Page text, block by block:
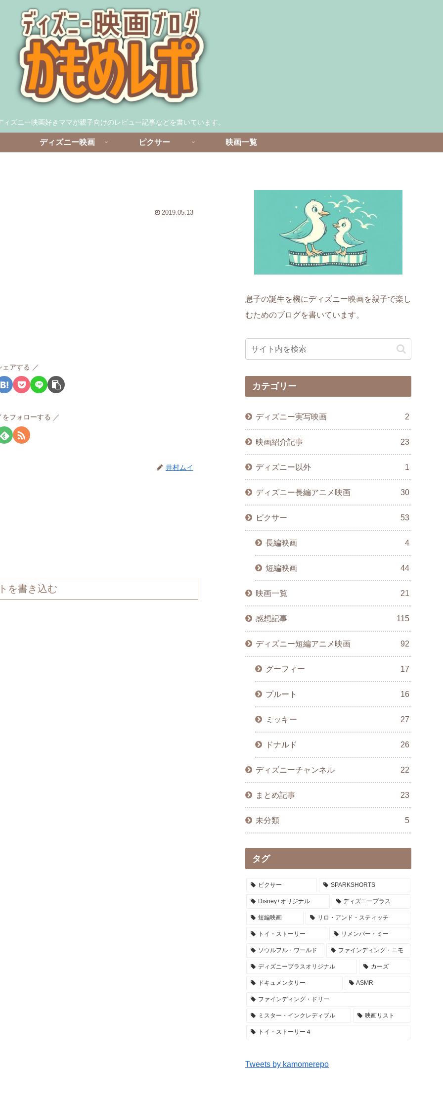
ィズニー映画好きママが親子向けのレビュー記事などを書いています。
ディズニー映画 ピクサー 映画一覧
2019.05.13
ェアする
をフォローする
井村ムイ
を書き込む
息子の誕生を機にディズニー映画を親子で楽し
むためのブログを書いています。
カテゴリー
ディズニー実写映画 2
映画紹介記事 23
ディズニー以外 1
ディズニー長編アニメ映画 30
ピクサー 53
長編映画 4
短編映画 44
映画一覧 21
感想記事 115
ディズニー短編アニメ映画 92
グーフィー 17
プルート 16
ミッキー 27
ドナルド 26
ディズニーチャンネル 22
まとめ記事 23
未分類 5
タグ
ピクサー SPARKSHORTS
Disney+オリジナル ディズニープラス
短編映画 リロ・アンド・スティッチ
トイ・ストーリー リメンバー・ミー
ソウルフル・ワールド ファインディング・ニモ
ディズニープラスオリジナル カーズ
ドキュメンタリー ASMR
ファインディング・ドリー
ミスター・インクレディブル 映画リスト
トイ・ストーリー４
Tweets by kamomerepo